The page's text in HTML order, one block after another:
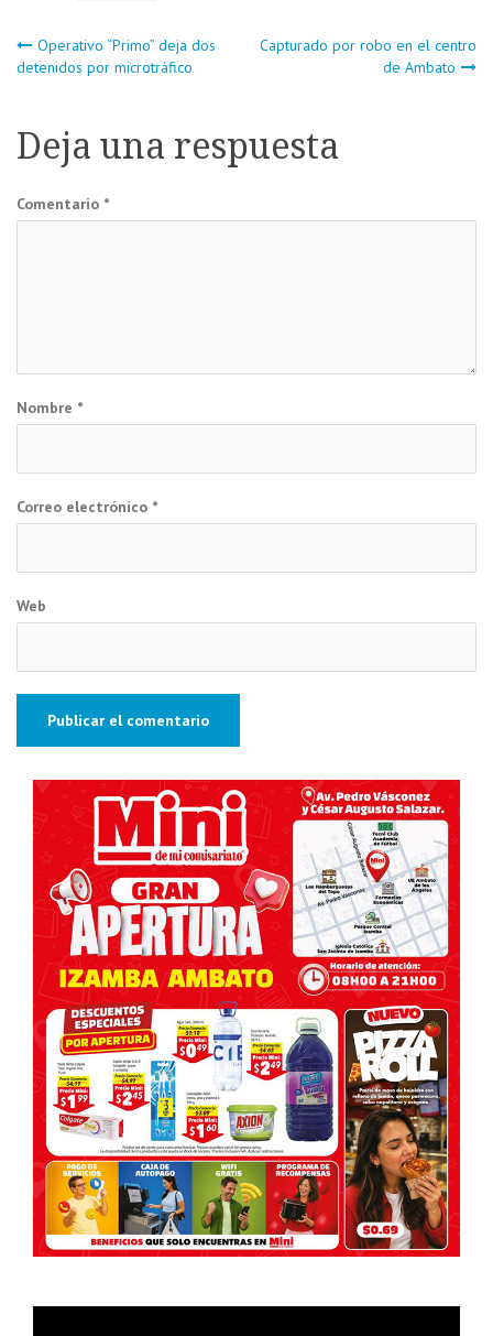
Navegación
entradas
Operativo “Primo” deja dos
detenidos por microtráfico
Capturado por robo en el centro
de Ambato
Deja una respuesta
Comentario *
Nombre *
Correo electrónico *
Web